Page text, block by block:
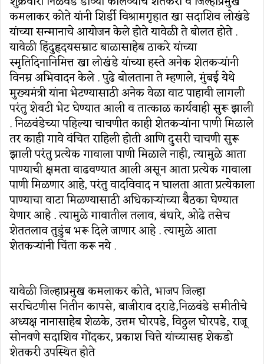
कमलाकर कोते यांनी शिर्डी विश्रामगृहात खा सदाशिव लोखंडे
यांच्या सन्मानाचे आयोजन केले होते यावेळी ते बोलत होते .
यावेळी हिंदुहृदयसम्राट बाळासाहेब ठाकरे यांच्या
स्मृतिदिनानिमित्त खा लोखंडे यांच्या हस्ते अनेक शेतकऱ्यांनी
विनम्र अभिवादन केले . पुढे बोलताना ते म्हणाले, मुंबई येथे
मुख्यमंत्री यांना भेटण्यासाठी अनेक वेळा वाट पाहावी लागली
परंतु शेवटी भेट घेण्यात आली व तात्काळ कार्यवाही सुरू झाली
. निळवंडेच्या पहिल्या चाचणीत काही शेतकऱ्यांना पाणी मिळाले
तर काही गावे वंचित राहिली होती आणि दुसरी चाचणी सुरू
झाली परंतु प्रत्येक गावाला पाणी मिळाले नाही, त्यामुळे आता
पाण्याची क्षमता वाढवण्यात आली असून आता प्रत्येक गावाला
पाणी मिळणार आहे, परंतु वादविवाद न घालता आता प्रत्येकाला
पाण्याचा वाटा मिळण्यासाठी अधिकाऱ्यांच्या बैठका घेण्यात
येणार आहे . त्यामुळे गावातील तलाव, बंधारे, ओढे तसेच
शेततलाव तुडुंब भरू दिले जाणार आहे . त्यामुळे आता
शेतकऱ्यांनी चिंता करू नये .
यावेळी जिल्हाप्रमुख कमलाकर कोते, भाजप जिल्हा
सरचिटणीस नितीन कापसे, बाजीराव दराडे,निळवंडे समीतीचे
अध्यक्ष नानासाहेब शेळके, उत्तम घोरपडे, विठ्ठल घोरपडे, राजू
सोनवणे सदाशिव गोंदकर, प्रकाश चित्ते यांच्यासह शेकडो
शेतकरी उपस्थित होते